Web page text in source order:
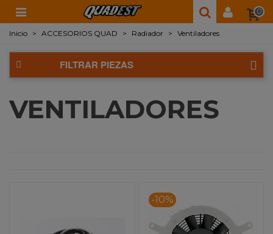
0
Inicio > ACCESORIOS QUAD > Radiador > Ventiladores
FILTRAR PIEZAS
VENTILADORES
-10%